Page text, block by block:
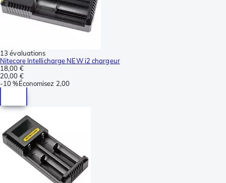
13 évaluations
Nitecore Intellicharge NEW i2 chargeur
18,00 €
20,00 €
-10 %Économisez 2,00